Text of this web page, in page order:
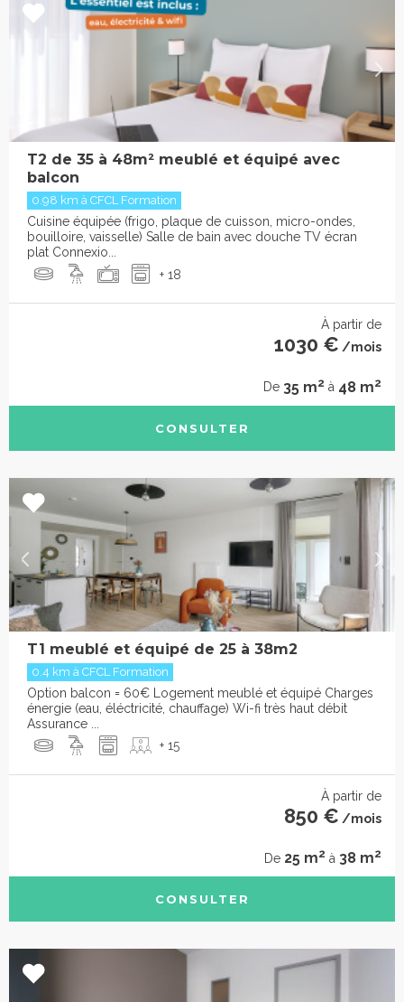
T2 de 35 à 48m² meublé et équipé avec
balcon
0.98 km à CFCL Formation
Cuisine équipée (frigo, plaque de cuisson, micro-ondes,
bouilloire, vaisselle) Salle de bain avec douche TV écran
plat Connexio...
+ 18
À partir de
1030 € /mois
De 35 m2 à 48 m2
CONSULTER
T1 meublé et équipé de 25 à 38m2
0.4 km à CFCL Formation
Option balcon = 60€ Logement meublé et équipé Charges
énergie (eau, éléctricité, chauffage) Wi-fi très haut débit
Assurance ...
+ 15
À partir de
850 € /mois
De 25 m2 à 38 m2
CONSULTER